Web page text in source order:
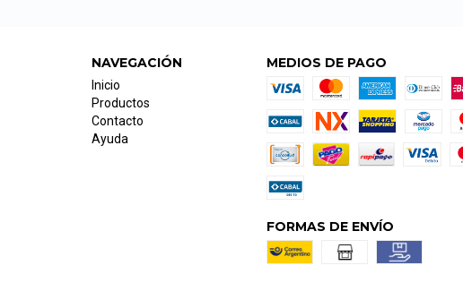
NAVEGACIÓN
Inicio
Productos
Contacto
Ayuda
MEDIOS DE PAGO
FORMAS DE ENVÍO